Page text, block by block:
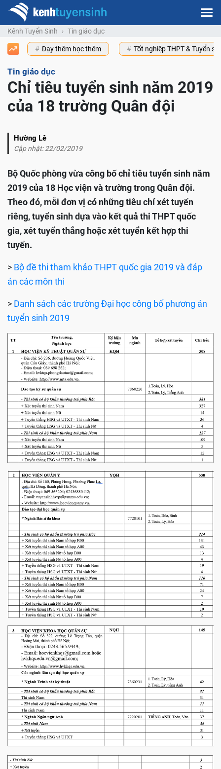
Kênh Tuyển Sinh Tin giáo dục
Dạy thêm học thêm Tốt nghiệp THPT & Tuyển
Tin giáo dục
Chỉ tiêu tuyển sinh năm 2019
của 18 trường Quân đội
Hường Lê
Cập nhật: 22/02/2019
Bộ Quốc phòng vừa công bố chỉ tiêu tuyển sinh năm
2019 của 18 Học viện và trường trong Quân đội.
Theo đó, mỗi đơn vị có những tiêu chí xét tuyển
riêng, tuyển sinh dựa vào kết quả thi THPT quốc
gia, xét tuyển thẳng hoặc xét tuyển kết hợp thi
tuyển.
> Bộ đề thi tham khảo THPT quốc gia 2019 và đáp
án các môn thi
> Danh sách các trường Đại học công bố phương án
tuyển sinh 2019